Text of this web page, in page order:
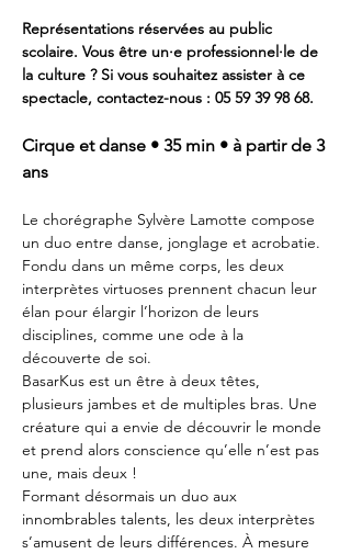
Représentations réservées au public
scolaire. Vous être un·e professionnel·le de
la culture ? Si vous souhaitez assister à ce
spectacle, contactez-nous : 05 59 39 98 68.
Cirque et danse • 35 min • à partir de 3
ans
Le chorégraphe Sylvère Lamotte compose
un duo entre danse, jonglage et acrobatie.
Fondu dans un même corps, les deux
interprètes virtuoses prennent chacun leur
élan pour élargir l’horizon de leurs
disciplines, comme une ode à la
découverte de soi.
BasarKus est un être à deux têtes,
plusieurs jambes et de multiples bras. Une
créature qui a envie de découvrir le monde
et prend alors conscience qu’elle n’est pas
une, mais deux !
Formant désormais un duo aux
innombrables talents, les deux interprètes
s’amusent de leurs différences. À mesure